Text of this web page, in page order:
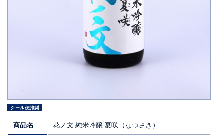
クール便推奨
商品名 花ノ文 純米吟醸 夏咲（なつさき）